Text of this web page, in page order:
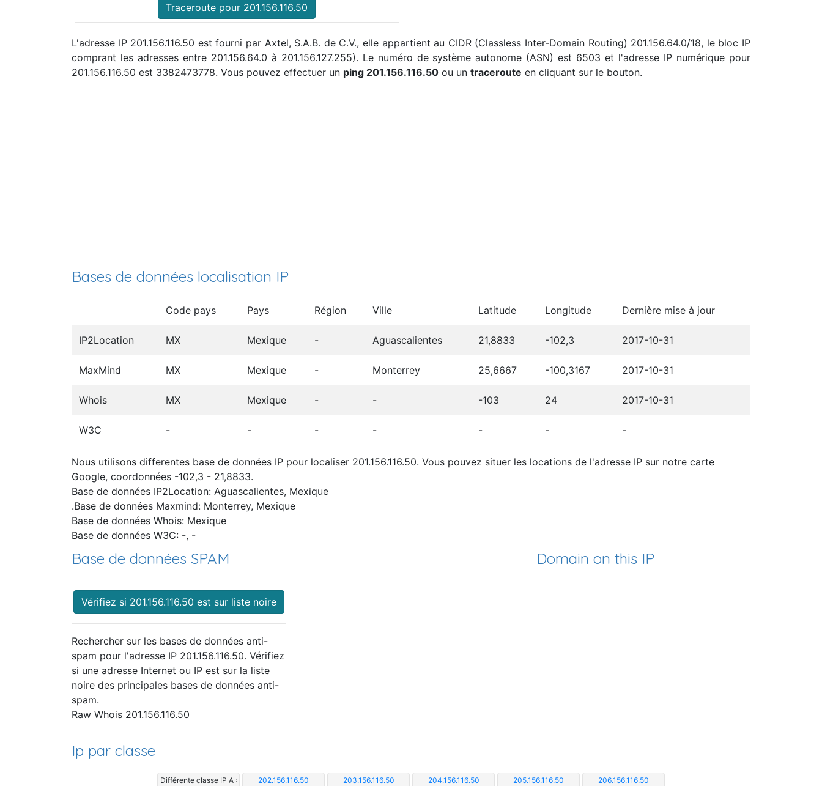
Traceroute pour 201.156.116.50
L'adresse IP 201.156.116.50 est fourni par Axtel, S.A.B. de C.V., elle appartient au CIDR (Classless Inter-Domain Routing) 201.156.64.0/18, le bloc IP
comprant les adresses entre 201.156.64.0 à 201.156.127.255). Le numéro de système autonome (ASN) est 6503 et l'adresse IP numérique pour
201.156.116.50 est 3382473778. Vous pouvez effectuer un ping 201.156.116.50 ou un traceroute en cliquant sur le bouton.
Bases de données localisation IP
Code pays Pays Région Ville Latitude Longitude Dernière mise à jour
IP2Location MX Mexique - Aguascalientes 21,8833 -102,3 2017-10-31
MaxMind MX Mexique - Monterrey 25,6667 -100,3167 2017-10-31
Whois MX Mexique - - -103 24 2017-10-31
W3C - - - - - - -
Nous utilisons differentes base de données IP pour localiser 201.156.116.50. Vous pouvez situer les locations de l'adresse IP sur notre carte
Google, coordonnées -102,3 - 21,8833.
Base de données IP2Location: Aguascalientes, Mexique
.Base de données Maxmind: Monterrey, Mexique
Base de données Whois: Mexique
Base de données W3C: -, -
Base de données SPAM
Vérifiez si 201.156.116.50 est sur liste noire
Rechercher sur les bases de données anti-
spam pour l'adresse IP 201.156.116.50. Vérifiez
si une adresse Internet ou IP est sur la liste
noire des principales bases de données anti-
spam.
Domain on this IP
Raw Whois 201.156.116.50
Ip par classe
Différente classe IP A : 202.156.116.50 203.156.116.50 204.156.116.50 205.156.116.50 206.156.116.50